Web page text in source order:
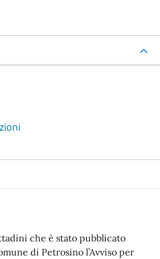
che è stato pubblicato
di Petrosino l’Avviso per